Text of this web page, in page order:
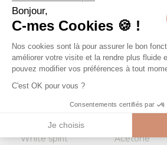
Vinaigre
blanc
javel
Éponge
NON
White spirit Acétone